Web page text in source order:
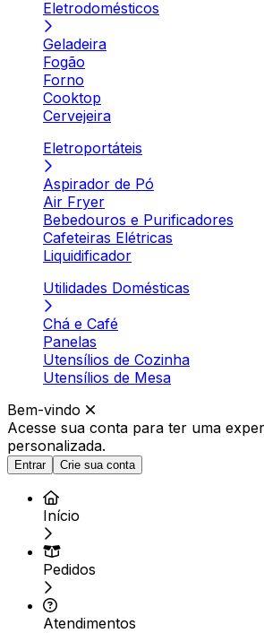
Eletrodomésticos
Geladeira
Fogão
Forno
Cooktop
Cervejeira
Eletroportáteis
Aspirador de Pó
Air Fryer
Bebedouros e Purificadores
Cafeteiras Elétricas
Liquidificador
Utilidades Domésticas
Chá e Café
Panelas
Utensílios de Cozinha
Utensílios de Mesa
Bem-vindo
Acesse sua conta para ter uma
personalizada.
Entrar Crie sua conta
Início
Pedidos
Atendimentos